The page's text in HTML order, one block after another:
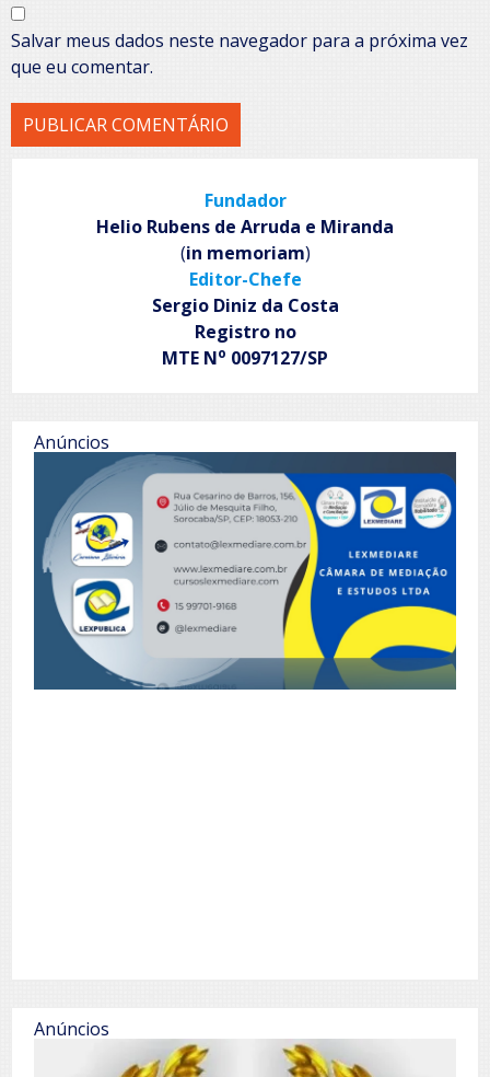
Salvar meus dados neste navegador para a próxima vez
que eu comentar.
Fundador
Helio Rubens de Arruda e Miranda
(in memoriam)
Editor-Chefe
Sergio Diniz da Costa
Registro no
MTE No 0097127/SP
Anúncios
Anúncios